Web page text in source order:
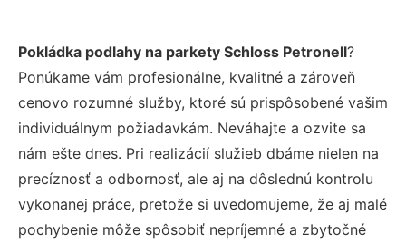
Pokládka podlahy na parkety Schloss Petronell?
Ponúkame vám profesionálne, kvalitné a zároveň
cenovo rozumné služby, ktoré sú prispôsobené vašim
individuálnym požiadavkám. Neváhajte a ozvite sa
nám ešte dnes. Pri realizácií služieb dbáme nielen na
precíznosť a odbornosť, ale aj na dôslednú kontrolu
vykonanej práce, pretože si uvedomujeme, že aj malé
pochybenie môže spôsobiť nepríjemné a zbytočné